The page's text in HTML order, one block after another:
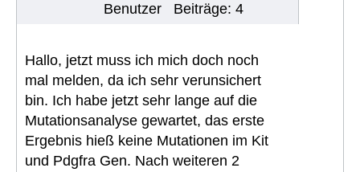
Benutzer Beiträge: 4
Hallo, jetzt muss ich mich doch noch
mal melden, da ich sehr verunsichert
bin. Ich habe jetzt sehr lange auf die
Mutationsanalyse gewartet, das erste
Ergebnis hieß keine Mutationen im Kit
und Pdgfra Gen. Nach weiteren 2